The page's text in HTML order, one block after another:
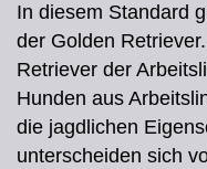
In diesem Standard
der Golden
Retriever der
Hunden aus
die jagdlichen
unterscheiden sich